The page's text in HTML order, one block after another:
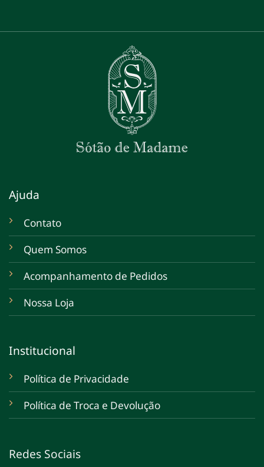
Ajuda
Contato
Quem Somos
Acompanhamento de Pedidos
Nossa Loja
Institucional
Política de Privacidade
Política de Troca e Devolução
Redes Sociais